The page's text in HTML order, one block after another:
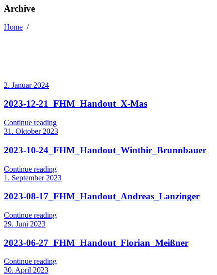
Archive
Home /
2. Januar 2024
2023-12-21_FHM_Handout_X-Mas
Continue reading
31. Oktober 2023
2023-10-24_FHM_Handout_Winthir_Brunnbauer
Continue reading
1. September 2023
2023-08-17_FHM_Handout_Andreas_Lanzinger
Continue reading
29. Juni 2023
2023-06-27_FHM_Handout_Florian_Meißner
Continue reading
30. April 2023